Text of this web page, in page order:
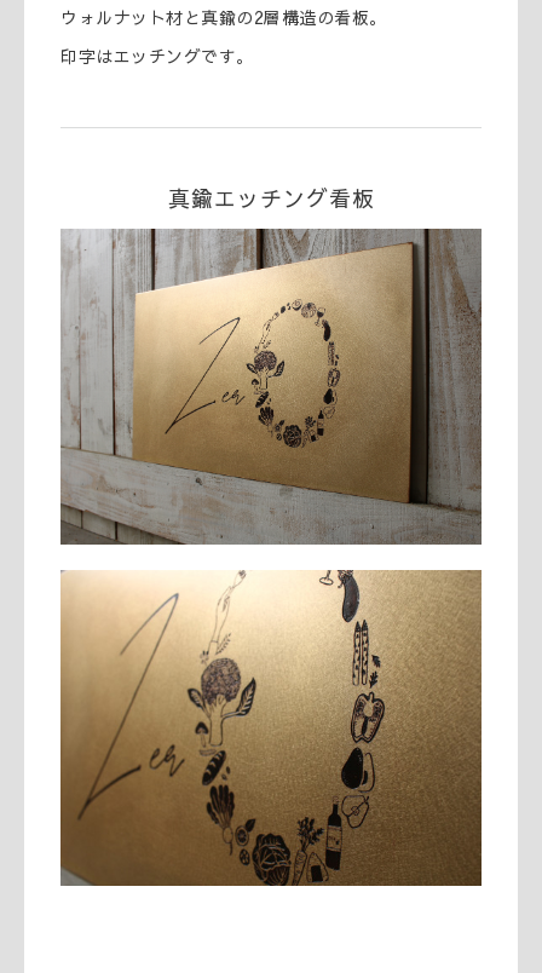
ウォルナット材と真鍮の2層構造の看板。
印字はエッチングです。
真鍮エッチング看板